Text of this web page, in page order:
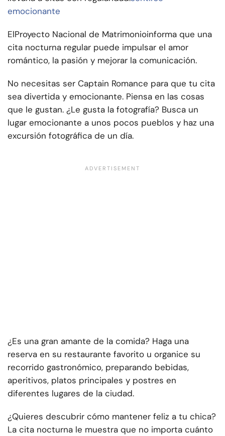
emocionante
ElProyecto Nacional de Matrimonioinforma que una
cita nocturna regular puede impulsar el amor
romántico, la pasión y mejorar la comunicación.
No necesitas ser Captain Romance para que tu cita
sea divertida y emocionante. Piensa en las cosas
que le gustan. ¿Le gusta la fotografía? Busca un
lugar emocionante a unos pocos pueblos y haz una
excursión fotográfica de un día.
¿Es una gran amante de la comida? Haga una
reserva en su restaurante favorito u organice su
recorrido gastronómico, preparando bebidas,
aperitivos, platos principales y postres en
diferentes lugares de la ciudad.
¿Quieres descubrir cómo mantener feliz a tu chica?
La cita nocturna le muestra que no importa cuánto